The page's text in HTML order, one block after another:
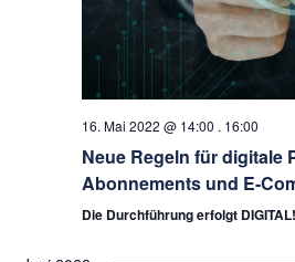
16. Mai 2022 @ 14:00 . 16:00
Neue Regeln für digitale
Abonnements und E-
Die Durchführung erfolgt DIGITAL!